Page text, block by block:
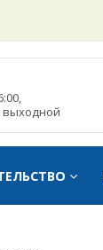
выходной